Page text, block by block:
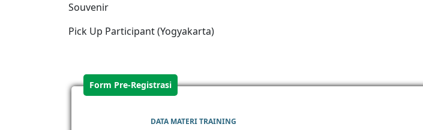
Souvenir
Pick Up Participant (Yogyakarta)
Form Pre-Registrasi
DATA MATERI TRAINING